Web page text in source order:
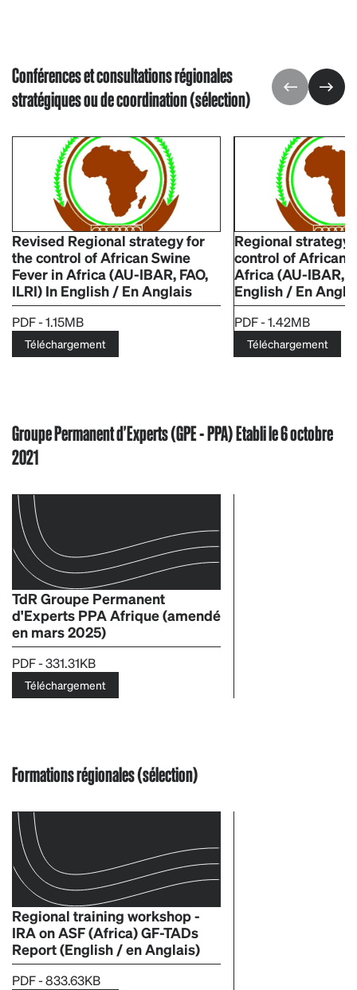
Conférences et consultations régionales
stratégiques ou de coordination (sélection)
Revised Regional strategy for
the control of African Swine
Fever in Africa (AU-IBAR, FAO,
ILRI) In English / En Anglais
PDF - 1.15MB
Téléchargement
Regional strategy
control of African
Africa (AU-IBAR,
English / En
PDF - 1.42MB
Téléchargement
Groupe Permanent d'Experts (GPE - PPA) Etabli le 6 octobre
2021
TdR Groupe Permanent
d'Experts PPA Afrique (amendé
en mars 2025)
PDF - 331.31KB
Téléchargement
Formations régionales (sélection)
Regional training workshop -
IRA on ASF (Africa) GF-TADs
Report (English / en Anglais)
PDF - 833.63KB